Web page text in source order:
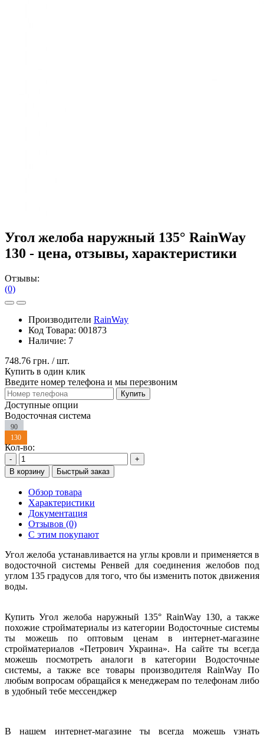
Угол желоба наружный 135° RainWay
130 - цена, отзывы, характеристики
Отзывы:
(0)
Производители RainWay
Код Товара: 001873
Наличие: 7
748.76 грн. / шт.
Купить в один клик
Введите номер телефона и мы перезвоним
Купить
Доступные опции
Водосточная система
90
130
Кол-во:
-
+
В корзину
Быстрый заказ
Обзор товара
Характеристики
Документация
Отзывов (0)
С этим покупают
Угол желоба устанавливается на углы кровли и применяется в
водосточной системы Ренвей для соединения желобов под
углом 135 градусов для того, что бы изменить поток движения
воды.
Купить Угол желоба наружный 135° RainWay 130, а также
похожие стройматериалы из категории Водосточные системы
ты можешь по оптовым ценам в интернет-магазине
стройматериалов «Петрович Украина». На сайте ты всегда
можешь посмотреть аналоги в категории Водосточные
системы, а также все товары производителя RainWay По
любым вопросам обращайся к менеджерам по телефонам либо
в удобный тебе мессенджер
В нашем интернет-магазине ты всегда можешь узнать